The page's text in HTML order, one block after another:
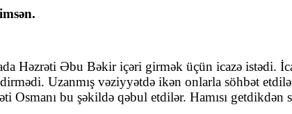
Həzrəti Əbu Bəkir içəri girmək üçün icazə istədi.
Uzanmış vəziyyətdə ikən onlarla söhbət
bu şəkildə qəbul etdilər. Hamısı getdikdən